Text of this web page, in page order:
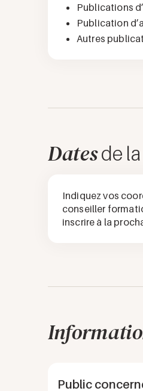
Publications
Publication
Autres
Datesde la
Indiquez vos
conseiller
inscrire à la
Public